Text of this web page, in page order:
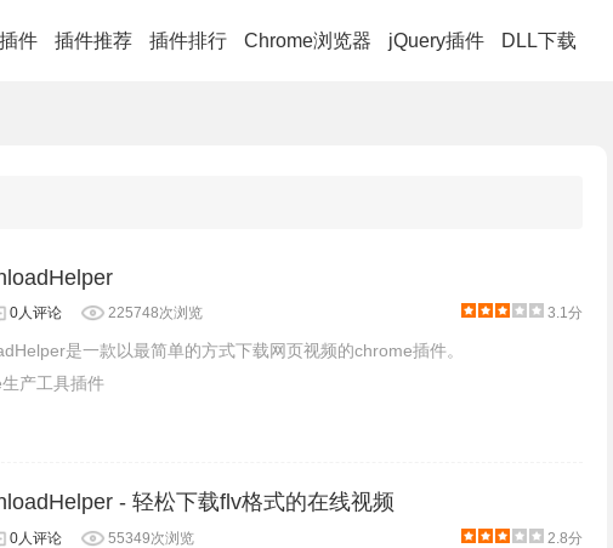
件 插件推荐 插件排行 Chrome浏览器 jQuery插件 DLL下载
0人评论 225748次浏览 3.1分
是一款以最简单的方式下载网页视频的chrome插件。
产工具插件
- 轻松下载flv格式的在线视频
0人评论 55349次浏览 2.8分